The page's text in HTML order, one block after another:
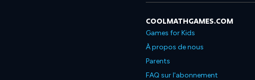
COOLMATHGAMES.COM
Games for Kids
À propos de nous
Parents
FAQ sur l'abonnement